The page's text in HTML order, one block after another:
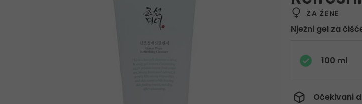
ZA ŽENE
Nježni gel za
100 ml
Očekivani